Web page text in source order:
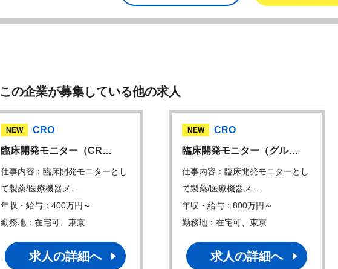
この企業が募集している他の求人
NEW
CRO
臨床開発モニター（CR…
仕事内容：臨床開発モニターとし
て製薬/医療機器メ…
年収・給与：400万円～
勤務地：在宅可、東京
求人の詳細へ
NEW
CRO
臨床開発モニター（グル…
仕事内容：臨床開発モニターとし
て製薬/医療機器メ…
年収・給与：800万円～
勤務地：在宅可、東京
求人の詳細へ